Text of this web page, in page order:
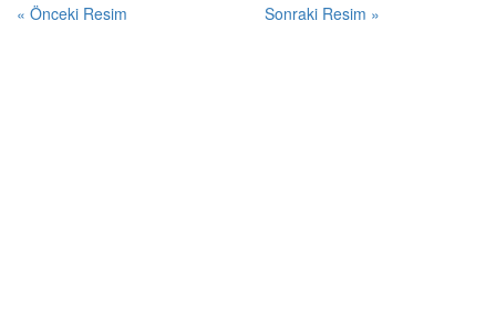
« Önceki Resim Sonraki Resim »